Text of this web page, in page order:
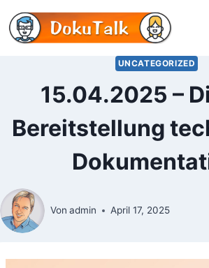
Zum
Inhalt
springen
UNCATEGORIZED
15.04.2025 –
Bereitstellung
Von admin April 17, 2025